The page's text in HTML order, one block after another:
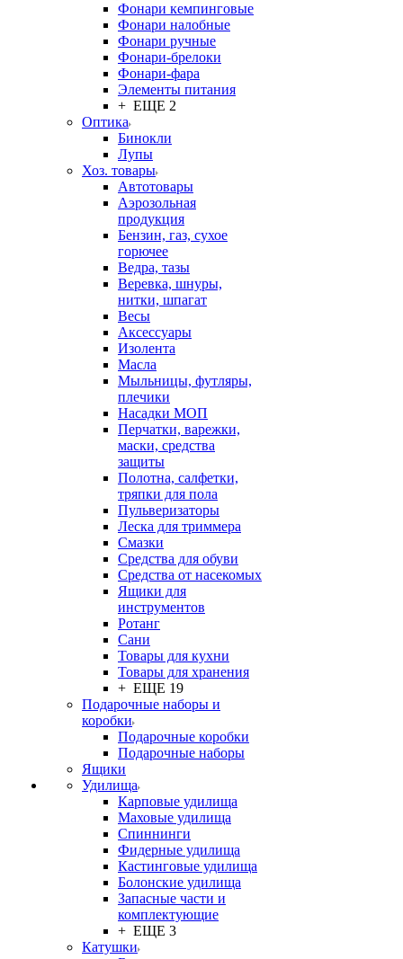
Фонари кемпинговые
Фонари налобные
Фонари ручные
Фонари-брелоки
Фонари-фара
Элементы питания
+ ЕЩЕ 2
Оптика
Бинокли
Лупы
Хоз. товары
Автотовары
Аэрозольная
продукция
Бензин, газ, сухое
горючее
Ведра, тазы
Веревка, шнуры,
нитки, шпагат
Весы
Аксессуары
Изолента
Масла
Мыльницы, футляры,
плечики
Насадки МОП
Перчатки, варежки,
маски, средства
защиты
Полотна, салфетки,
тряпки для пола
Пульверизаторы
Леска для триммера
Смазки
Средства для обуви
Средства от насекомых
Ящики для
инструментов
Ротанг
Сани
Товары для кухни
Товары для хранения
+ ЕЩЕ 19
Подарочные наборы и
коробки
Подарочные коробки
Подарочные наборы
Ящики
Удилища
Карповые удилища
Маховые удилища
Спиннинги
Фидерные удилища
Кастинговые удилища
Болонские удилища
Запасные части и
комплектующие
+ ЕЩЕ 3
Катушки